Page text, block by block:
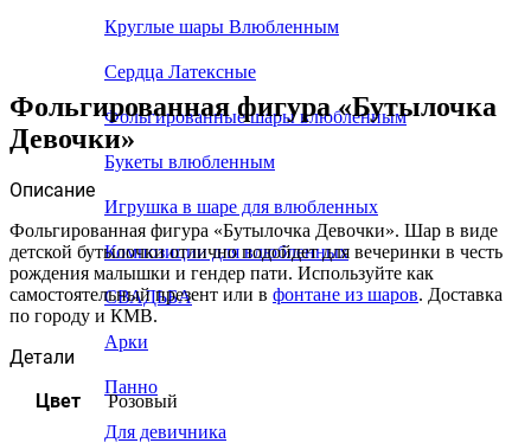
Круглые шары Влюбленным
Сердца Латексные
Фольгированные шары влюбленным
Букеты влюбленным
Игрушка в шаре для влюбленных
Композиции для влюбленных
СВАДЬБА
Арки
Панно
Для девичника
Фольгированная фигура «Бутылочка
Девочки»
Описание
Фольгированная фигура «Бутылочка Девочки». Шар в виде
детской бутылочки отлично подойдет для вечеринки в честь
рождения малышки и гендер пати. Используйте как
самостоятельный презент или в фонтане из шаров. Доставка
по городу и КМВ.
Детали
Цвет
Розовый